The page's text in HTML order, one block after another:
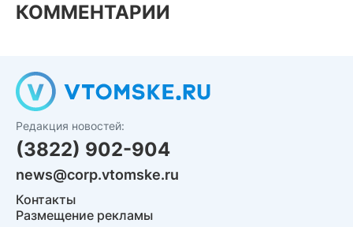
КОММЕНТАРИИ
Редакция новостей:
(3822) 902-904
news@corp.vtomske.ru
Контакты
Размещение рекламы